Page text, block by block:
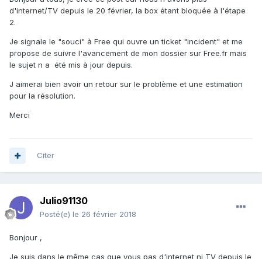
d'internet/TV depuis le 20 février, la box étant bloquée à l'étape
2.
Je signale le "souci" à Free qui ouvre un ticket "incident" et me
propose de suivre l'avancement de mon dossier sur Free.fr mais
le sujet n a été mis à jour depuis.
J aimerai bien avoir un retour sur le problème et une estimation
pour la résolution.
Merci
Citer
Julio91130
Posté(e) le 26 février 2018
Bonjour ,
Je suis dans le même cas que vous pas d'internet ni TV depuis le